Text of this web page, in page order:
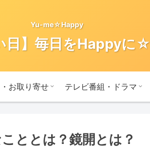
Yu-me☆Happy
日】毎日をHappyに☆
お取り寄せ テレビ番組・ドラマ
ととは？鏡開とは？